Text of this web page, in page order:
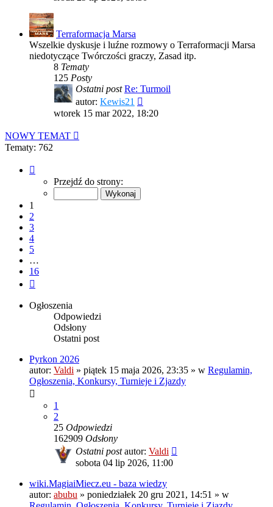
Terraformacja Marsa
Wszelkie dyskusje i luźne rozmowy o Terraformacji Marsa
niedotyczące Twórczości graczy, Zasad itp.
8 Tematy
125 Posty
Ostatni post Re: Turmoil
autor: Kewis21
najnowszy
wtorek 15 mar 2022, 18:20
NOWY TEMAT
Tematy: 762
Przejdź do strony:
1
2
3
4
5
…
16
Ogłoszenia
Odpowiedzi
Odsłony
Ostatni post
Pyrkon 2026
autor: Valdi » piątek 15 maja 2026, 23:35 » w Regulamin,
Ogłoszenia, Konkursy, Turnieje i Zjazdy
1
2
25 Odpowiedzi
162909 Odsłony
Ostatni postautor: Valdi
sobota 04 lip 2026, 11:00
wiki.MagiaiMiecz.eu - baza wiedzy
autor: abubu » poniedziałek 20 gru 2021, 14:51 » w